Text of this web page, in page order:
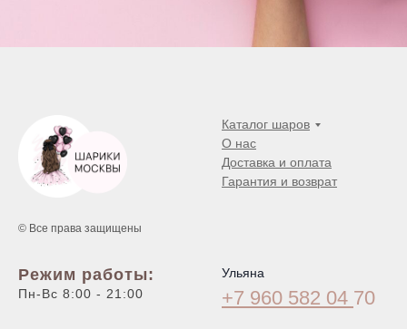
© Все права защищены
Каталог шаров
О нас
Доставка и оплата
Гарантия и возврат
Режим работы:
Пн-Вс 8:00 - 21:00
Ульяна
+7 960 582 04 70